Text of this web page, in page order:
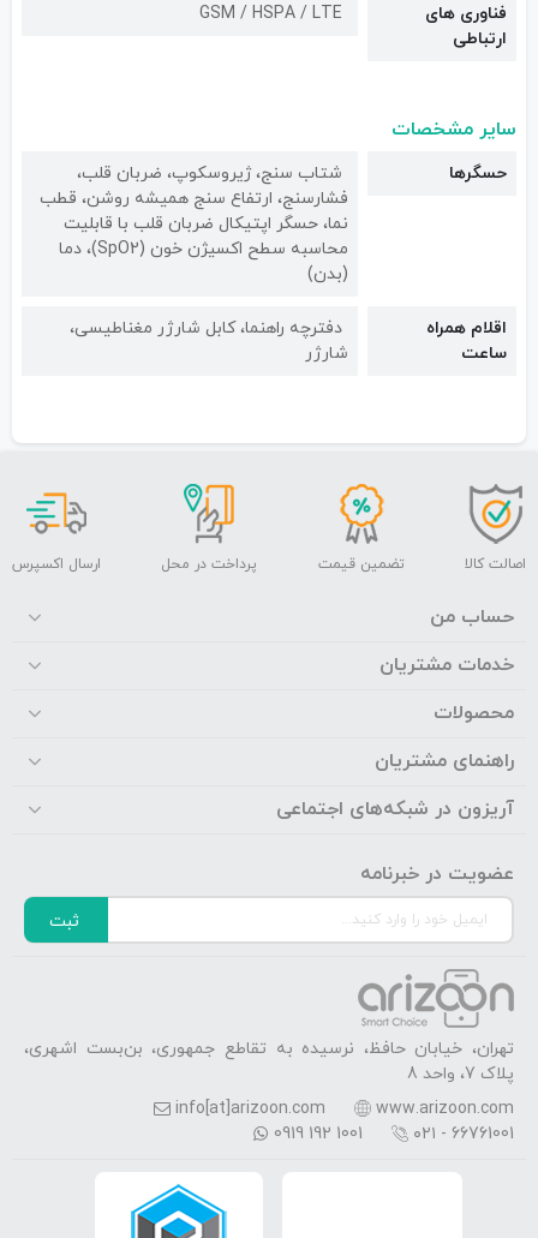
فناوری های
ارتباطی
GSM / HSPA / LTE
سایر مشخصات
حسگرها
شتاب سنج، ژیروسکوپ، ضربان قلب،
فشارسنج، ارتفاع سنج همیشه روشن، قطب
نما، حسگر اپتیکال ضربان قلب با قابلیت
محاسبه سطح اکسیژن خون (SpO2)، دما
(بدن)
اقلام همراه
ساعت
دفترچه راهنما، کابل شارژر مغناطیسی،
شارژر
اصالت کالا تضمین قیمت پرداخت در محل ارسال اکسپرس
حساب من
خدمات مشتریان
محصولات
راهنمای مشتریان
آریزون در شبکه‌های اجتماعی
عضویت در خبرنامه
ثبت
تهران، خیابان حافظ، نرسیده به تقاطع جمهوری، بن‌بست اشهری،
پلاک 7، واحد 8
www.arizoon.com
info[at]arizoon.com
۰۲۱ - 66761001
0919 192 1001